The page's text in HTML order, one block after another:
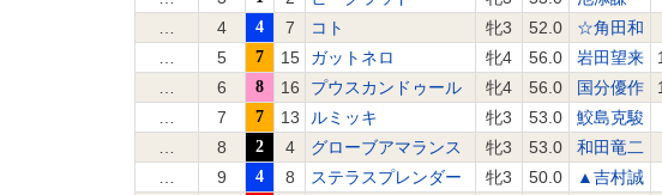
4 4 7 コト 牝3 52.0 ☆角田和
5 7 15 ガットネロ 牝4 56.0 岩田望来
6 8 16 プウスカンドゥール 牝4 56.0 国分優作
7 7 13 ルミッキ 牝3 53.0 鮫島克駿
8 2 4 グローブアマランス 牝3 53.0 和田竜二
9 4 8 ステラスプレンダー 牝3 50.0 ▲吉村誠